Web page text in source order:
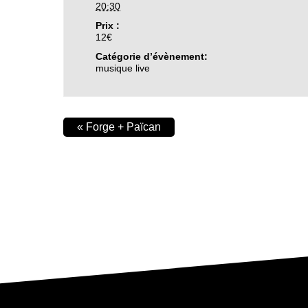
20:30
Prix :
12€
Catégorie d’évènement:
musique live
« Forge + Païcan